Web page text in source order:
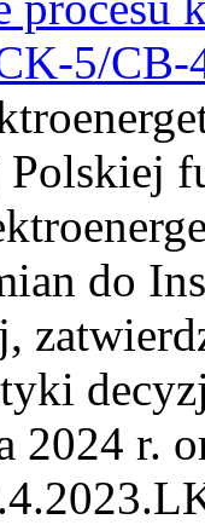
5/CB-
do
2024 r.